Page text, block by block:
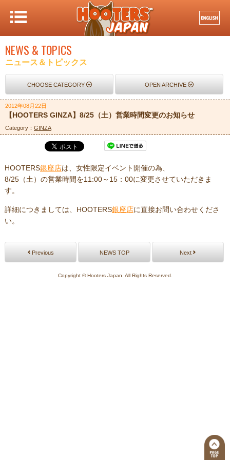
NEWS & TOPICS
ニュース＆トピックス
CHOOSE CATEGORY OPEN ARCHIVE
2012年08月22日
【HOOTERS GINZA】8/25（土）営業時間変更のお知らせ
Category： GINZA
HOOTERS銀座店は、女性限定イベント開催の為、
8/25（土）の営業時間を11:00～15：00に変更させていただきま
す。
詳細につきましては、HOOTERS銀座店に直接お問い合わせくださ
い。
Previous NEWS TOP Next
Copyright © Hooters Japan. All Rights Reserved.